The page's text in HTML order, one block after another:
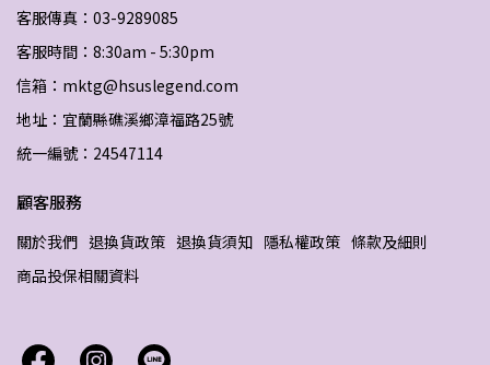
客服傳真：03-9289085
客服時間：8:30am - 5:30pm
信箱：mktg@hsuslegend.com
地址：宜蘭縣礁溪鄉漳福路25號
統一編號：24547114
顧客服務
關於我們 退換貨政策 退換貨須知 隱私權政策 條款及細則
商品投保相關資料